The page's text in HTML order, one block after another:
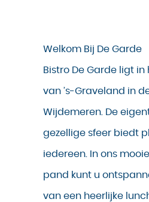
Welkom Bij De Garde
Bistro De Garde ligt
van ’s-Graveland in
Wijdemeren. De
gezellige sfeer biedt
iedereen. In ons
pand kunt u
van een heerlijke